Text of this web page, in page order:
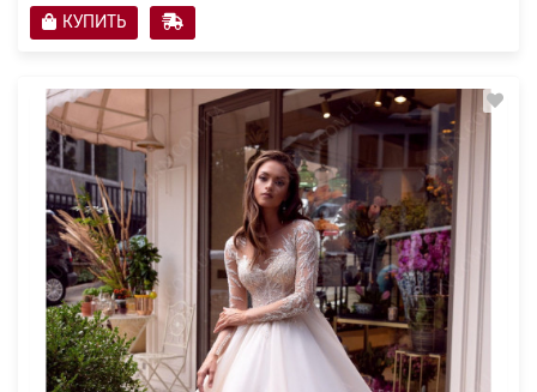
КУПИТЬ